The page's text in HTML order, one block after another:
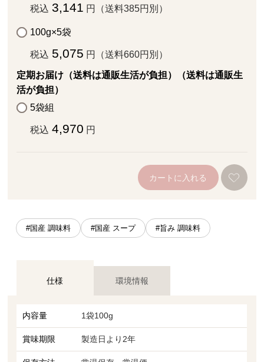
税込 3,141 円（送料385円別）
100g×5袋
税込 5,075 円（送料660円別）
定期お届け（送料は通販生活が負担）（送料は通販生
活が負担）
5袋組
税込 4,970 円
カートに入れる
#国産 調味料 #国産 スープ #旨み 調味料
仕様 環境情報
内容量 1袋100g
賞味期限 製造日より2年